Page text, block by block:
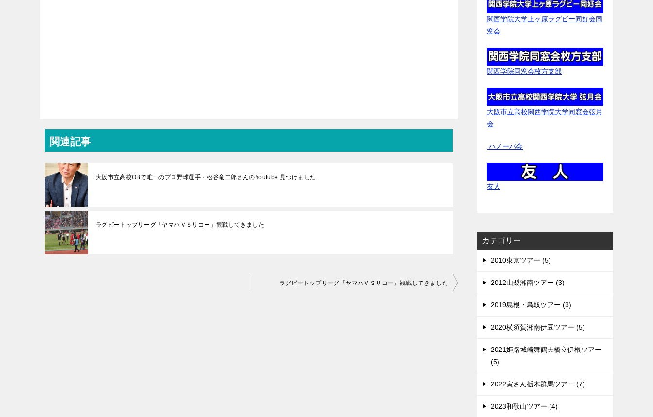
関連記事
大阪市立高校OBで唯一のプロ野球選手・松谷竜二郎さんのYoutube 見つけました
ラグビートップリーグ「ヤマハＶＳリコー」観戦してきました
ラグビートップリーグ「ヤマハＶＳリコー」観戦してきました
関西学院大学上ヶ原ラグビー同好会同
窓会
関西学院同窓会枚方支部
大阪市立高校関西学院大学同窓会弦月
会
ハノーバ会
友人
カテゴリー
2010東京ツアー (5)
2012山梨湘南ツアー (3)
2019島根・鳥取ツアー (3)
2020横須賀湘南伊豆ツアー (5)
2021姫路城崎舞鶴天橋立伊根ツアー
(5)
2022寅さん栃木群馬ツアー (7)
2023和歌山ツアー (4)